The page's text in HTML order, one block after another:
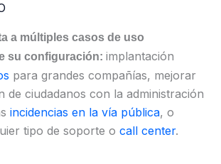
a múltiples casos de uso
su configuración: implantación
para grandes compañías, mejorar
de ciudadanos con la administración
incidencias en la vía pública, o
tipo de soporte o call center.